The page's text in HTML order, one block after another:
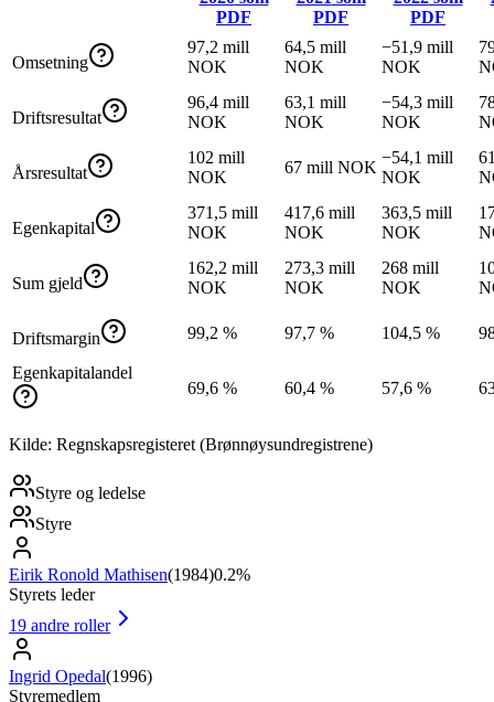
PDF
PDF
PDF
Omsetning
97,2 mill
NOK
64,5 mill
NOK
−51,9 mill
NOK
Driftsresultat
96,4 mill
NOK
63,1 mill
NOK
−54,3 mill
NOK
Årsresultat
102 mill
NOK
67 mill NOK
−54,1 mill
NOK
Egenkapital
371,5 mill
NOK
417,6 mill
NOK
363,5 mill
NOK
Sum gjeld
162,2 mill
NOK
273,3 mill
NOK
268 mill
NOK
Driftsmargin 99,2 % 97,7 % 104,5 %
Egenkapitalandel
69,6 %
60,4 % 57,6 %
Kilde: Regnskapsregisteret (Brønnøysundregistrene)
Styre og ledelse
Styre
Eirik Ronold Mathisen(1984)0.2%
Styrets leder
19 andre roller
Ingrid Opedal(1996)
Styremedlem